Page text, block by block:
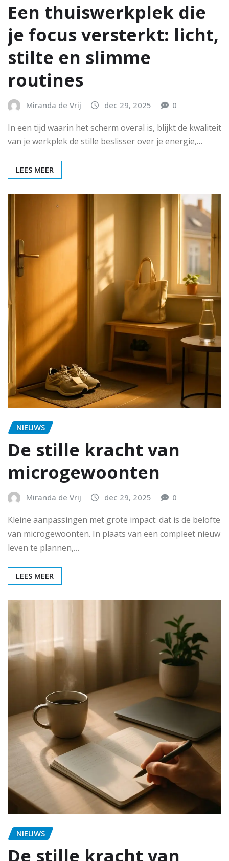
Een thuiswerkplek die
je focus versterkt: licht,
stilte en slimme
routines
Miranda de Vrij dec 29, 2025 0
In een tijd waarin het scherm overal is, blijkt de kwaliteit
van je werkplek de stille beslisser over je energie,…
LEES MEER
NIEUWS
De stille kracht van
microgewoonten
Miranda de Vrij dec 29, 2025 0
Kleine aanpassingen met grote impact: dat is de belofte
van microgewoonten. In plaats van een compleet nieuw
leven te plannen,…
LEES MEER
NIEUWS
De stille kracht van